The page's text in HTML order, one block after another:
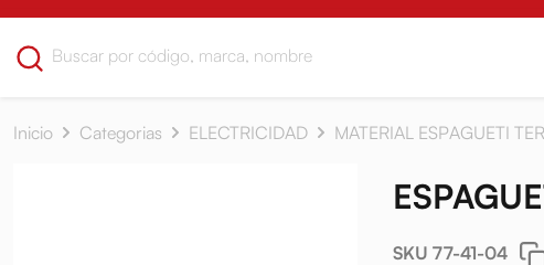
Inicio Categorias ELECTRICIDAD MATERIAL ESPAGUETI
SKU 77-41-04